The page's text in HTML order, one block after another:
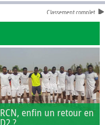
Classement complet
RCN, enfin un retour en